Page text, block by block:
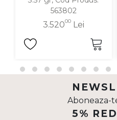
563802
3.52000Lei
Aboneaza-
5%